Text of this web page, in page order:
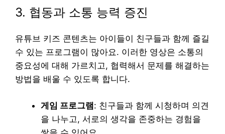
3. 협동과 소통 능력 증진
유튜브 키즈 콘텐츠는 아이들이 친구들과 함께 즐길
수 있는 프로그램이 많아요. 이러한 영상은 소통의
중요성에 대해 가르치고, 협력해서 문제를 해결하는
방법을 배울 수 있도록 합니다.
게임 프로그램: 친구들과 함께 시청하며 의견
을 나누고, 서로의 생각을 존중하는 경험을